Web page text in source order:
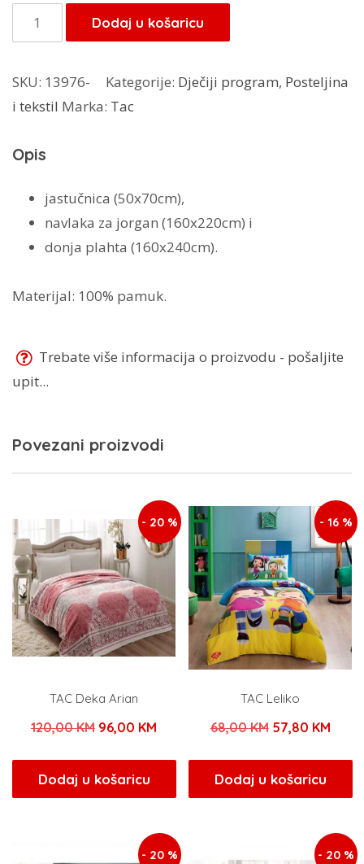
je:
97,00 KM.
82,45 KM.
Kristal
posteljina
Rex
količina
Dodaj u košaricu
SKU: 13976- Kategorije: Dječiji program, Posteljina
i tekstil Marka: Tac
Opis
jastučnica (50x70cm),
navlaka za jorgan (160x220cm) i
donja plahta (160x240cm).
Materijal: 100% pamuk.
Trebate više informacija o proizvodu - pošaljite
upit...
Povezani proizvodi
- 20 %
TAC Deka Arian
120,00KM Izvorna
bila
je:
96,00 KMTrenutna
96,00 KM.
Dodaj u košaricu
- 16 %
TAC Leliko
68,00KM Izvorna
bila
je:
57,80 KM
Dodaj u košaricu
- 20 % - 20 %